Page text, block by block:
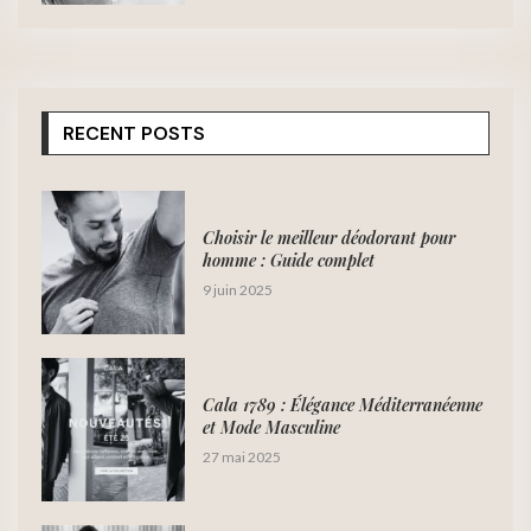
RECENT POSTS
Choisir le meilleur déodorant pour
homme : Guide complet
9 juin 2025
Cala 1789 : Élégance Méditerranéenne
et Mode Masculine
27 mai 2025